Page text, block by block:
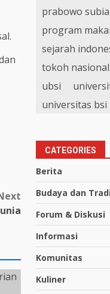
prabowo
program
sejarah
tokoh nasional
ubsi
universitas bsi
CATEGORIES
Berita
Budaya dan
Forum & Diskusi
Informasi
Komunitas
Kuliner